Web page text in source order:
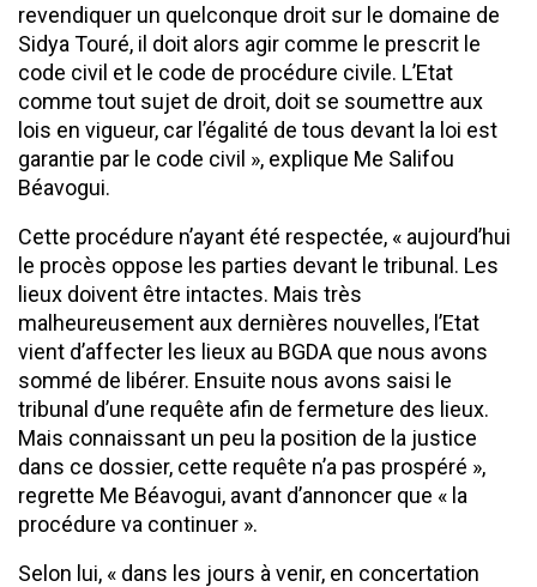
revendiquer un quelconque droit sur le domaine de
Sidya Touré, il doit alors agir comme le prescrit le
code civil et le code de procédure civile. L’Etat
comme tout sujet de droit, doit se soumettre aux
lois en vigueur, car l’égalité de tous devant la loi est
garantie par le code civil », explique Me Salifou
Béavogui.
Cette procédure n’ayant été respectée, « aujourd’hui
le procès oppose les parties devant le tribunal. Les
lieux doivent être intactes. Mais très
malheureusement aux dernières nouvelles, l’Etat
vient d’affecter les lieux au BGDA que nous avons
sommé de libérer. Ensuite nous avons saisi le
tribunal d’une requête afin de fermeture des lieux.
Mais connaissant un peu la position de la justice
dans ce dossier, cette requête n’a pas prospéré »,
regrette Me Béavogui, avant d’annoncer que « la
procédure va continuer ».
Selon lui, « dans les jours à venir, en concertation